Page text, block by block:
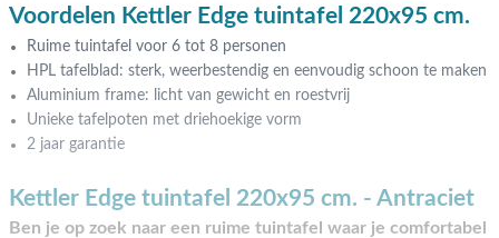
Voordelen Kettler Edge tuintafel 220x95 cm.
Ruime tuintafel voor 6 tot 8 personen
HPL tafelblad: sterk, weerbestendig en eenvoudig schoon te maken
Aluminium frame: licht van gewicht en roestvrij
Unieke tafelpoten met driehoekige vorm
2 jaar garantie
Kettler Edge tuintafel 220x95 cm. - Antraciet
Ben je op zoek naar een ruime tuintafel waar je comfortabel